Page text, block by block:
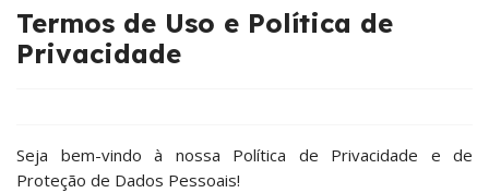
Termos de Uso e Política de
Privacidade
Seja bem-vindo à nossa Política de Privacidade e de
Proteção de Dados Pessoais!